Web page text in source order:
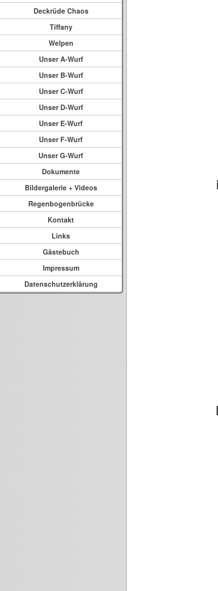
Deckrüde Chaos
Tiffany
Welpen
Unser A-Wurf
Unser B-Wurf
Unser C-Wurf
Unser D-Wurf
Unser E-Wurf
Unser F-Wurf
Unser G-Wurf
Dokumente
Bildergalerie + Videos
Regenbogenbrücke
Kontakt
Links
Gästebuch
Impressum
Datenschutzerklärung